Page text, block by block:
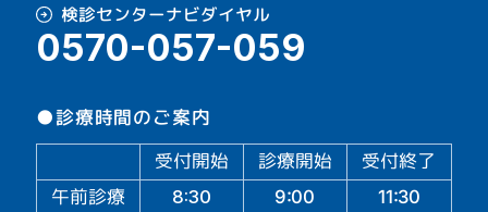
検診センターナビダイヤル
0570-057-059
●診療時間のご案内
受付開始 診療開始
受付終了
午前診療
8:30 9:00 11:30